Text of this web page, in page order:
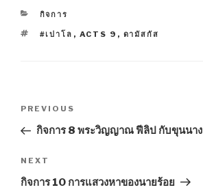
CATEGORIES
กิจการ
TAGS
#เปาโล , ACTS 9 , ดามัสกัส
navigation
Previous
Post
PREVIOUS
กิจการ 8 พระวิญญาณ ฟีลิป กับขุนนาง
Next
Post
NEXT
กิจการ 10 การแสวงหาของนายร้อย